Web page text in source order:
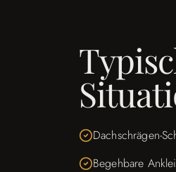
Dachschrägen-
Begehbare